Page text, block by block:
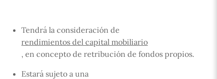
Tendrá la consideración de
rendimientos del capital mobiliario
, en concepto de retribución de fondos propios.
Estará sujeto a una